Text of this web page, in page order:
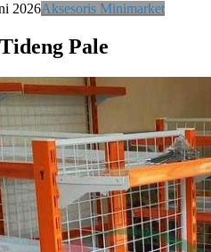
2026Aksesoris Minimarket
Pale